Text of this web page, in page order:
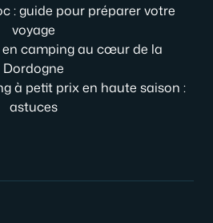
: guide pour préparer votre
voyage
en camping au cœur de la
Dordogne
à petit prix en haute saison :
astuces